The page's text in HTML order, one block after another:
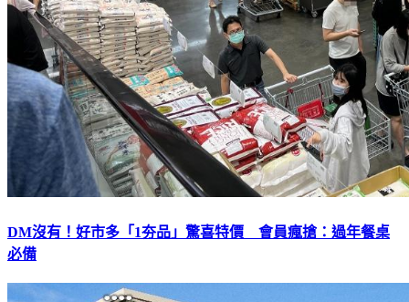
DM沒有！好市多「1夯品」驚喜特價 會員瘋搶：過年餐桌
必備